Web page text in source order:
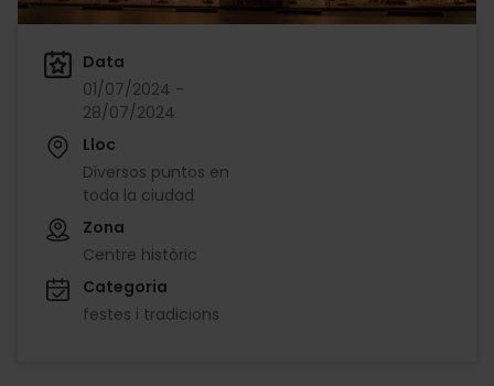
Data
01/07/2024 -
28/07/2024
Lloc
Diversos puntos en
toda la ciudad
Zona
Centre històric
Categoria
festes i tradicions